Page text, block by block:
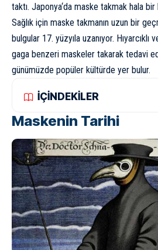
taktı. Japonya‘da maske takmak hala bir
Sağlık için maske takmanın uzun bir
bulgular 17. yüzyıla uzanıyor. Hıyarcıklı
gaga benzeri maskeler takarak tedavi
günümüzde popüler kültürde yer bulur.
İÇİNDEKİLER
Maskenin Tarihi